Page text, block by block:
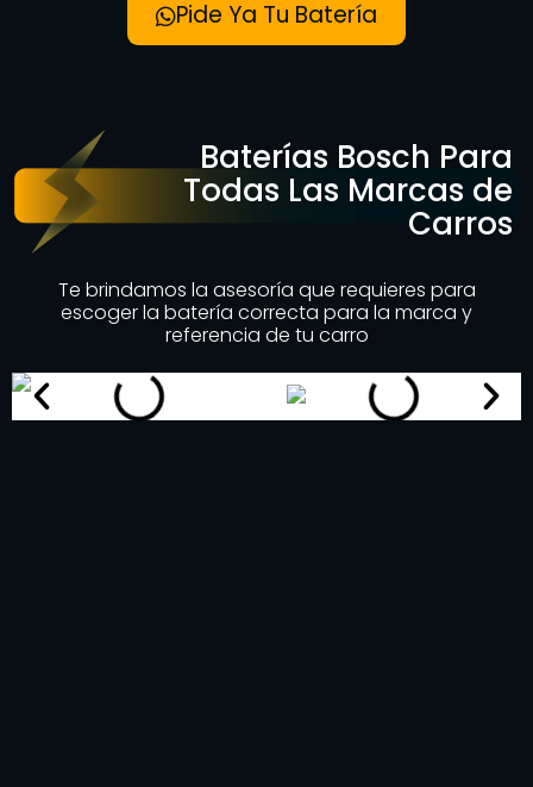
Pide Ya Tu Batería
Baterías Bosch Para
Todas Las Marcas de
Carros
Te brindamos la asesoría que requieres para
escoger la batería correcta para la marca y
referencia de tu carro